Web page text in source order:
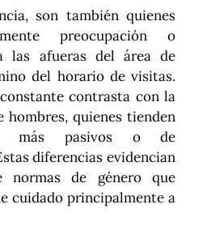
son también quienes
preocupación o
las afueras del área de
del horario de visitas.
contrasta con la
hombres, quienes tienden
más pasivos o de
diferencias evidencian
normas de género que
cuidado principalmente a